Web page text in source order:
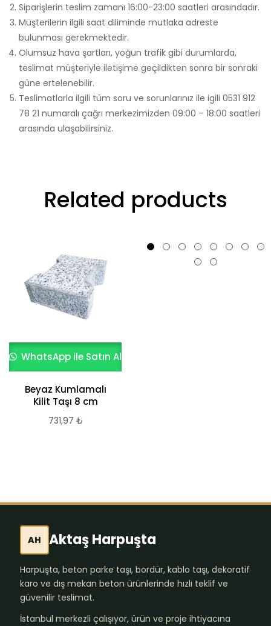
Siparişlerin teslim zamanı 16:00-23:00 saatleri arasındadır.
Müşterilerin ilgili saat diliminde mutlaka adreste
bulunması gerekmektedir.
Olumsuz hava şartları, yoğun trafik gibi durumlarda,
teslimat müşteriyle iletişime geçildikten sonra bir sonraki
güne ertelenebilir.
Teslimatlarla ilgili tüm soru ve sorunlarınız ile igili 0531 912
78 21 numaralı çağrı merkezimizden 09:00 – 18:00 saatleri
arasında ulaşabilirsiniz.
Related products
WhatsApp ile Satın Al
Beyaz Kumlamalı
Kilit Taşı 8 cm
731,97 ₺
AH Aktaş Harpuşta
Harpuşta, beton parke taşı, bordür, kablo taşı, dekoratif
karo ve dış mekan beton ürünlerinde hızlı teklif ve
güvenilir teslimat.
İstanbul merkezli çalışıyor, ürün ve proje ihtiyacına